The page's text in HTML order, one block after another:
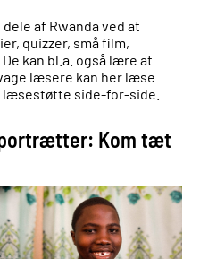
af Rwanda ved at
quizzer, små film,
kan bl.a. også lære at
læsere kan her læse
side-for-side.
Kom tæt